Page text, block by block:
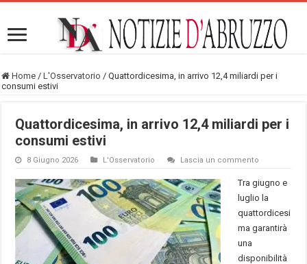
Home / L'Osservatorio / Quattordicesima, in arrivo 12,4 miliardi per i
consumi estivi
Quattordicesima, in arrivo 12,4 miliardi per i
consumi estivi
8 Giugno 2026 L'Osservatorio Lascia un commento
Tra giugno e
luglio la
quattordicesi
ma garantirà
una
disponibilità